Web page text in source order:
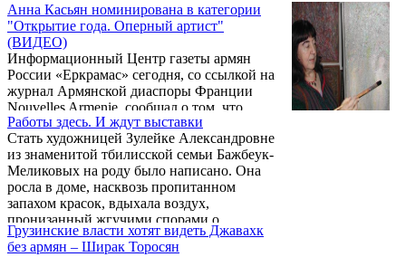
Анна Касьян номинирована в категории
"Открытие года. Оперный артист"
(ВИДЕО)
Информационный Центр газеты армян
России «Еркрамас» сегодня, со ссылкой на
журнал Армянской диаспоры Франции
Nouvelles Armenie, сообщал о том, что
армянская оперная певица Анна Касьян
решением жюри международной
организации International Classical Music
Awards была признана лучшей в номинации
«Открытие года в лирическом жанре».
Однако, как нам сообщила сестра певицы,
доктор искусствоведческих наук Сусанна
Касьян, информация в статье немного
опережает действительность. Анна Касьян
Работы здесь. И ждут выставки
Стать художницей Зулейке Александровне
из знаменитой тбилисской семьи Бажбеук-
Меликовых на роду было написано. Она
росла в доме, насквозь пропитанном
запахом красок, вдыхала воздух,
пронизанный жгучими спорами о
живописи, и многим раньше, чем остальные
ее сверстники, приобрела широкие
Грузинские власти хотят видеть Джавахк
без армян – Ширак Торосян